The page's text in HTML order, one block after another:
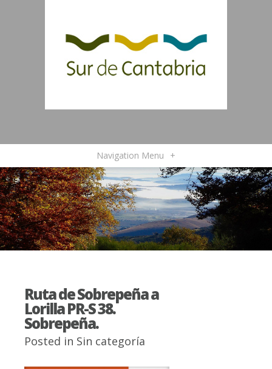
Navigation Menu +
Ruta de Sobrepeña a
Lorilla PR-S 38.
Sobrepeña.
Posted in Sin categoría